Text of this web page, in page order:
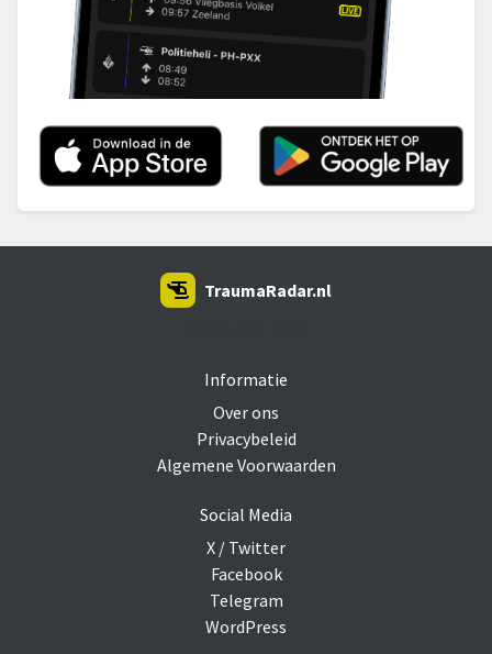
Informatie
Over ons
Privacybeleid
Algemene Voorwaarden
Social Media
X / Twitter
Facebook
Telegram
WordPress
TraumaRadar.nl